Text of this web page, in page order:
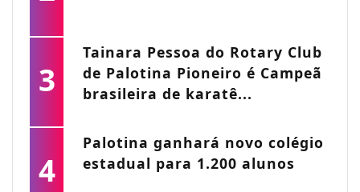
3
Tainara Pessoa do Rotary Club
de Palotina Pioneiro é Campeã
brasileira de karatê...
4
Palotina ganhará novo colégio
estadual para 1.200 alunos